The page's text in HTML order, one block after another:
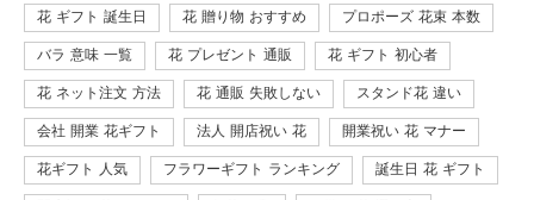
花 ギフト 誕生日 花 贈り物 おすすめ プロポーズ 花束 本数
バラ 意味 一覧 花 プレゼント 通販 花 ギフト 初心者
花 ネット注文 方法 花 通販 失敗しない スタンド花 違い
会社 開業 花ギフト 法人 開店祝い 花 開業祝い 花 マナー
花ギフト 人気 フラワーギフト ランキング 誕生日 花 ギフト